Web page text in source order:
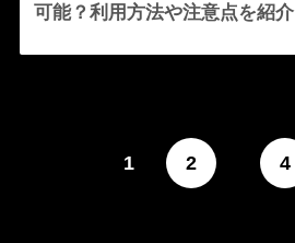
可能？利用方法や注意点を紹介
1 2 4